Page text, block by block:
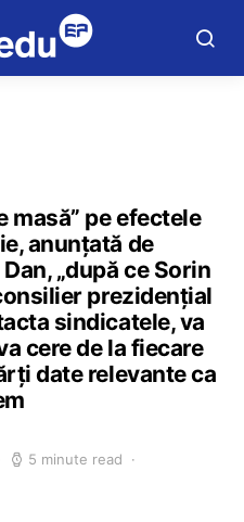
masă” pe efectele
anunțată de
„după ce Sorin
prezidențial
sindicatele, va
cere de la fiecare
date relevante ca
5 minute read